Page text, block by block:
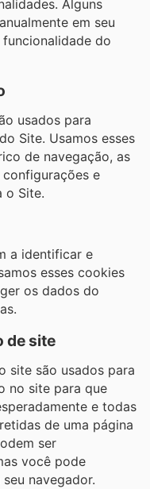
Alguns
em seu
do
usados ​​para
Site. Usamos esses
de navegação, as
e
o Site.
a identificar e
esses cookies
os dados do
de site
site são usados ​​para
no site para que
e todas
de uma página
ser
você pode
navegador.